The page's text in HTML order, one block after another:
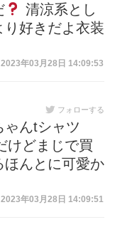
清涼系とし
り好きだよ衣装
2023年03月28日 14:09:53
フォローする
んtシャツ
けどまじで買
ほんとに可愛か
2023年03月28日 14:09:51